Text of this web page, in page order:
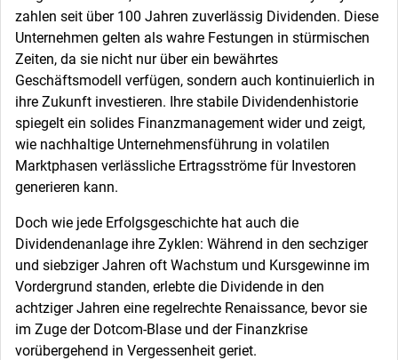
zahlen seit über 100 Jahren zuverlässig Dividenden. Diese
Unternehmen gelten als wahre Festungen in stürmischen
Zeiten, da sie nicht nur über ein bewährtes
Geschäftsmodell verfügen, sondern auch kontinuierlich in
ihre Zukunft investieren. Ihre stabile Dividendenhistorie
spiegelt ein solides Finanzmanagement wider und zeigt,
wie nachhaltige Unternehmensführung in volatilen
Marktphasen verlässliche Ertragsströme für Investoren
generieren kann.
Doch wie jede Erfolgsgeschichte hat auch die
Dividendenanlage ihre Zyklen: Während in den sechziger
und siebziger Jahren oft Wachstum und Kursgewinne im
Vordergrund standen, erlebte die Dividende in den
achtziger Jahren eine regelrechte Renaissance, bevor sie
im Zuge der Dotcom-Blase und der Finanzkrise
vorübergehend in Vergessenheit geriet.